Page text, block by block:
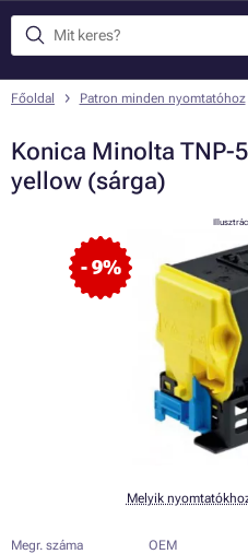
Főoldal Patron minden nyomtatóhoz
Konica Minolta TNP-
yellow (sárga)
- 9%
Melyik
Megr. száma
OEM